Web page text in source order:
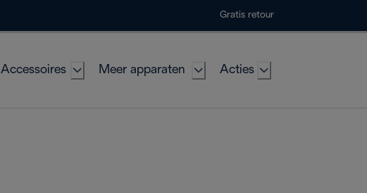
Gratis retour
Accessoires Meer apparaten Acties